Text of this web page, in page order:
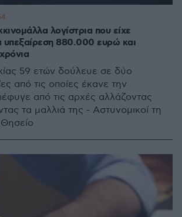
λογίστρια που είχε
υπεξαίρεση 880.000 ευρώ και
59 ετών δούλευε σε δύο
από τις οποίες έκανε την
από τις αρχές αλλάζοντας
τα μαλλιά της - Αστυνομικοί τη